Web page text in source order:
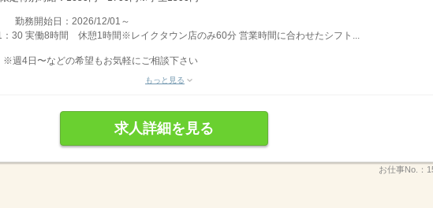
勤務開始日：2026/12/01～
30 実働8時間 休憩1時間※レイクタウン店のみ60分 営業時間に合わせたシフト...
週4日〜などの希望もお気軽にご相談下さい
もっと見る
求人詳細を見る
お仕事No.：